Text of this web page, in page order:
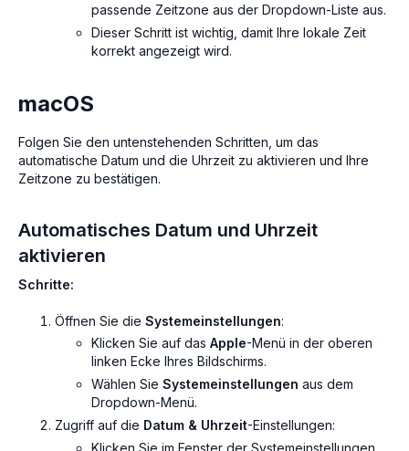
passende Zeitzone aus der Dropdown-Liste aus.
Dieser Schritt ist wichtig, damit Ihre lokale Zeit
korrekt angezeigt wird.
macOS
Folgen Sie den untenstehenden Schritten, um das
automatische Datum und die Uhrzeit zu aktivieren und Ihre
Zeitzone zu bestätigen.
Automatisches Datum und Uhrzeit
aktivieren
Schritte:
Öffnen Sie die Systemeinstellungen:
Klicken Sie auf das Apple-Menü in der oberen
linken Ecke Ihres Bildschirms.
Wählen Sie Systemeinstellungen aus dem
Dropdown-Menü.
Zugriff auf die Datum & Uhrzeit-Einstellungen:
Klicken Sie im Fenster der Systemeinstellungen